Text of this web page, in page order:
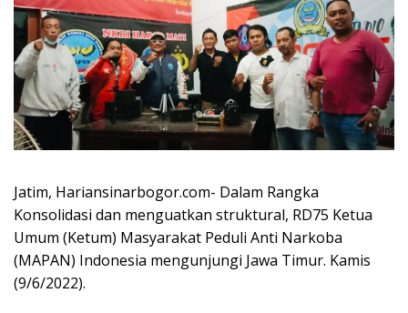
Jatim, Hariansinarbogor.com- Dalam Rangka
Konsolidasi dan menguatkan struktural, RD75 Ketua
Umum (Ketum) Masyarakat Peduli Anti Narkoba
(MAPAN) Indonesia mengunjungi Jawa Timur. Kamis
(9/6/2022).